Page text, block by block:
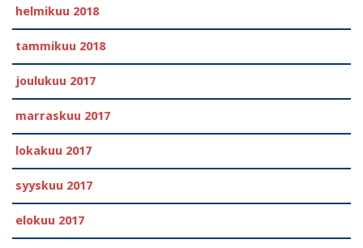
helmikuu 2018
tammikuu 2018
joulukuu 2017
marraskuu 2017
lokakuu 2017
syyskuu 2017
elokuu 2017